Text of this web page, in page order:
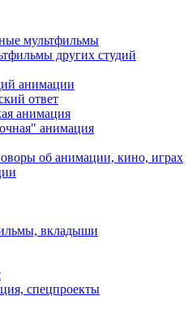
мультфильмы
других студий
анимации
ответ
анимация
анимация
об анимации, кино, играх
вкладыши
спецпроекты